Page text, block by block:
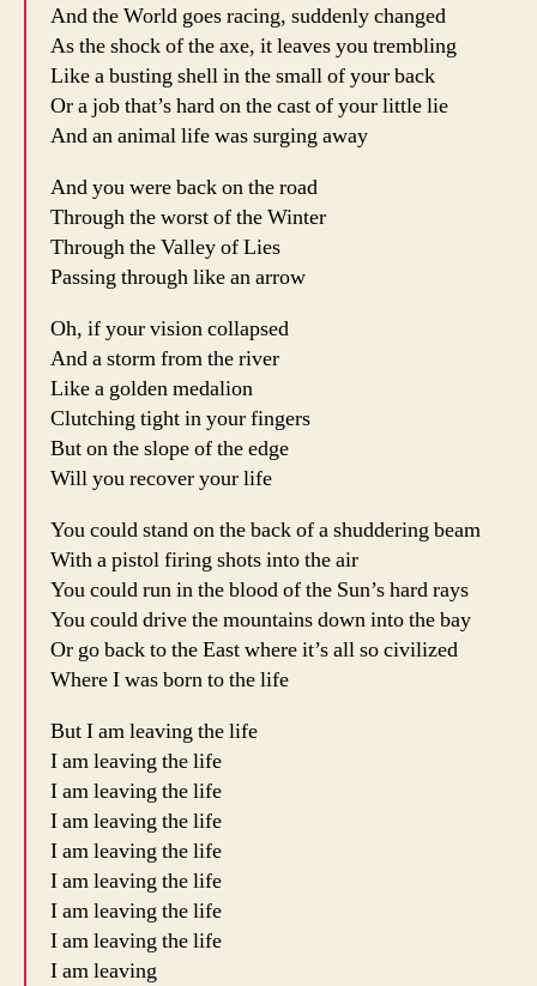
And the World goes racing, suddenly changed
As the shock of the axe, it leaves you trembling
Like a busting shell in the small of your back
Or a job that’s hard on the cast of your little lie
And an animal life was surging away
And you were back on the road
Through the worst of the Winter
Through the Valley of Lies
Passing through like an arrow
Oh, if your vision collapsed
And a storm from the river
Like a golden medalion
Clutching tight in your fingers
But on the slope of the edge
Will you recover your life
You could stand on the back of a shuddering beam
With a pistol firing shots into the air
You could run in the blood of the Sun’s hard rays
You could drive the mountains down into the bay
Or go back to the East where it’s all so civilized
Where I was born to the life
But I am leaving the life
I am leaving the life
I am leaving the life
I am leaving the life
I am leaving the life
I am leaving the life
I am leaving the life
I am leaving the life
I am leaving